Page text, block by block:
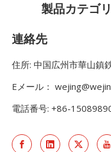
製品カテゴリ
連絡先
住所: 中国広州市華山鎮
Eメール：
電話番号: +86-